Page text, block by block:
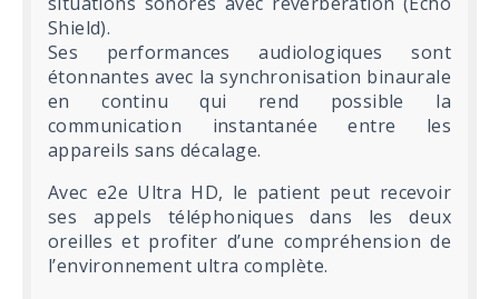
Shield).
Ses performances audiologiques sont
étonnantes avec la synchronisation binaurale
en continu qui rend possible la
communication instantanée entre les
appareils sans décalage.
Avec e2e Ultra HD, le patient peut recevoir
ses appels téléphoniques dans les deux
oreilles et profiter d’une compréhension de
l’environnement ultra complète.